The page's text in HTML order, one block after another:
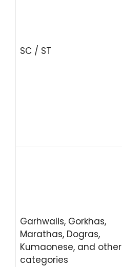
SC / ST
Garhwalis, Gorkhas,
Marathas, Dogras,
Kumaonese, and other
categories